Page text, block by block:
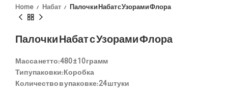
Home Набат Палочки Набат с Узорами Флора
Палочки Набат с Узорами Флора
Масса нетто:480 ± 10 грамм
Тип упаковки:Коробка
Количество в упаковке:24 штуки